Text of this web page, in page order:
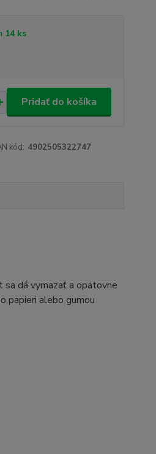
14 ks
Pridať do košíka
kód: 4902505322747
dá vymazať a opätovne
papieri alebo gumou